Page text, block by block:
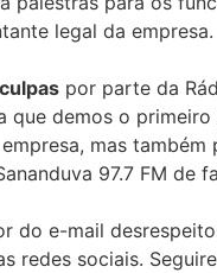
legal da empresa.
por parte da
que demos o
mas
97.7 FM de
do e-mail
redes sociais.